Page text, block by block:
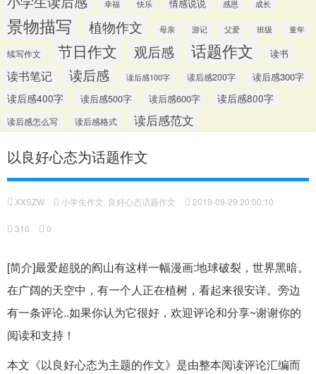
幸福 快乐 情感说说 感恩 成长
景物描写 植物作文 母亲 游记 父爱 班级 童年
续写作文 节日作文 观后感 话题作文 读书
读书笔记 读后感 读后感100字 读后感200字 读后感300字
读后感400字 读后感500字 读后感600字 读后感800字
读后感怎么写 读后感格式 读后感范文
以良好心态为话题作文
XXSZW 小学生作文 良好心态话题作文 2019-09-29 20:00:10
316 0
[简介]最爱超脱的阎山有这样一幅漫画:地球破裂，世界黑暗。
在广阔的天空中，有一个人正在植树，看起来很安详。旁边
有一条评论..如果你认为它很好，欢迎评论和分享~谢谢你的
阅读和支持！
本文《以良好心态为主题的作文》是由整本阅读评论汇编而